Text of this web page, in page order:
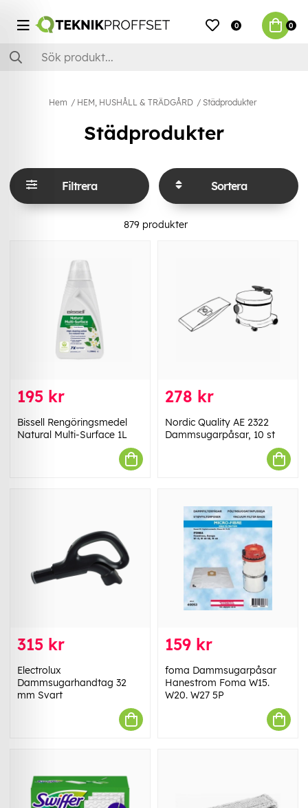
0 0
Hem HEM, HUSHÅLL & TRÄDGÅRD Städprodukter
Städprodukter
Filtrera Sortera
879produkter
195 kr
Bissell Rengöringsmedel
Natural Multi-Surface 1L
278 kr
Nordic Quality AE 2322
Dammsugarpåsar, 10 st
315 kr
Electrolux
Dammsugarhandtag 32
mm Svart
159 kr
foma Dammsugarpåsar
Hanestrom Foma W15.
W20. W27 5P